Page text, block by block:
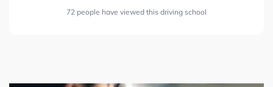
72 people have viewed this driving school